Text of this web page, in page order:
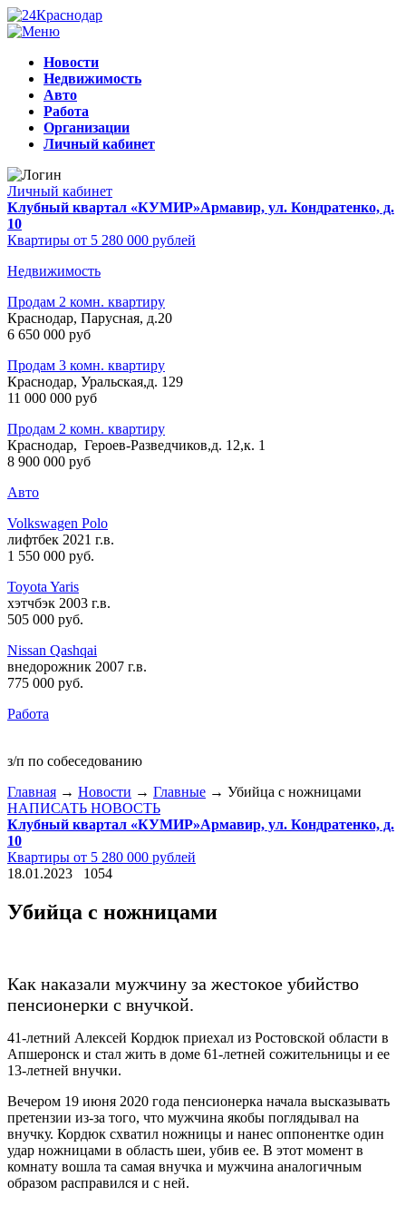
Новости
Недвижимость
Авто
Работа
Организации
Личный кабинет
Личный кабинет
Клубный квартал «КУМИР»Армавир, ул. Кондратенко, д.
10
Квартиры от 5 280 000 рублей
Недвижимость
Продам 2 комн. квартиру
Краснодар, Парусная, д.20
6 650 000 руб
Продам 3 комн. квартиру
Краснодар, Уральская,д. 129
11 000 000 руб
Продам 2 комн. квартиру
Краснодар, Героев-Разведчиков,д. 12,к. 1
8 900 000 руб
Авто
Volkswagen Polo
лифтбек 2021 г.в.
1 550 000 руб.
Toyota Yaris
хэтчбэк 2003 г.в.
505 000 руб.
Nissan Qashqai
внедорожник 2007 г.в.
775 000 руб.
Работа
з/п по собеседованию
Главная → Новости → Главные → Убийца с ножницами
НАПИСАТЬ НОВОСТЬ
Клубный квартал «КУМИР»Армавир, ул. Кондратенко, д.
10
Квартиры от 5 280 000 рублей
18.01.2023
1054
Убийца с ножницами
Как наказали мужчину за жестокое убийство
пенсионерки с внучкой.
41-летний Алексей Кордюк приехал из Ростовской области в
Апшеронск и стал жить в доме 61-летней сожительницы и ее
13-летней внучки.
Вечером 19 июня 2020 года пенсионерка начала высказывать
претензии из-за того, что мужчина якобы поглядывал на
внучку. Кордюк схватил ножницы и нанес оппонентке один
удар ножницами в область шеи, убив ее. В этот момент в
комнату вошла та самая внучка и мужчина аналогичным
образом расправился и с ней.